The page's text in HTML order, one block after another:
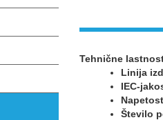
Tehnične
Linija
IEC-
Število